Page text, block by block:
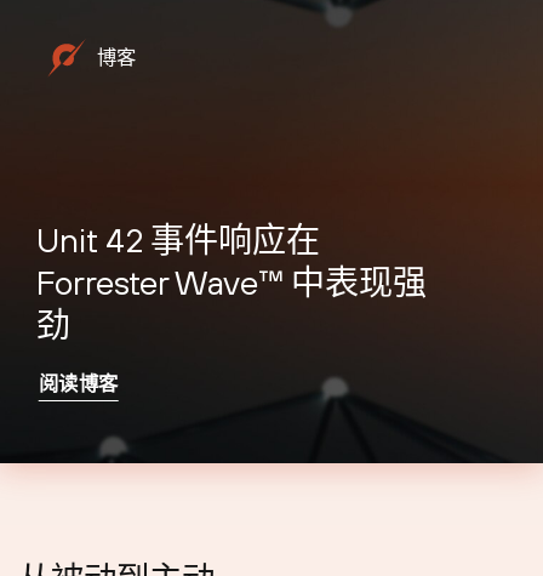
博客
Unit 42 事件响应在
Forrester Wave™ 中表现强
劲
阅读博客